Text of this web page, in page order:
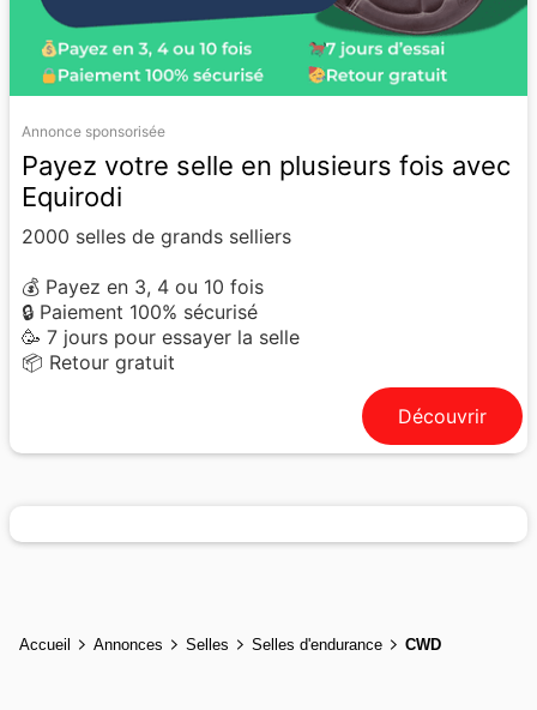
Annonce sponsorisée
Payez votre selle en plusieurs fois avec
Equirodi
2000 selles de grands selliers
💰 Payez en 3, 4 ou 10 fois
🔒 Paiement 100% sécurisé
🥳 7 jours pour essayer la selle
📦 Retour gratuit
Découvrir
Accueil Annonces Selles Selles d'endurance CWD